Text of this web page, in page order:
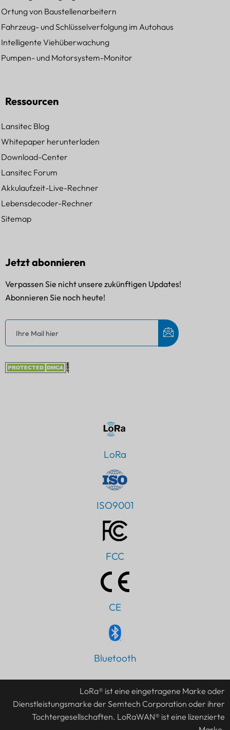
Ortung von Baustellenarbeitern
Fahrzeug- und Schlüsselverfolgung im Autohaus
Intelligente Viehüberwachung
Pumpen- und Motorsystem-Monitor
Ressourcen
Lansitec Blog
Whitepaper herunterladen
Download-Center
Lansitec Forum
Akkulaufzeit-Live-Rechner
Lebensdecoder-Rechner
Sitemap
Jetzt abonnieren
Verpassen Sie nicht unsere zukünftigen Updates!
Abonnieren Sie noch heute!
LoRa
ISO9001
FCC
CE
Bluetooth
LoRa® ist eine eingetragene Marke oder
Dienstleistungsmarke der Semtech Corporation oder ihrer
Tochtergesellschaften. LoRaWAN® ist eine lizenzierte
JA
AR